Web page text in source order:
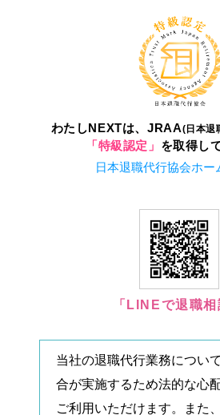
わたしNEXTは、JRAA(日本退
「特級認定」 を取得し
日本退職代行協会ホー
「LINEで退職相
当社の退職代行業務につい
合が実施するため法的な心
ご利用いただけます。また